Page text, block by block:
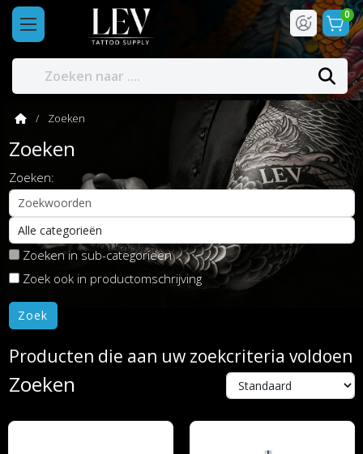
0
Zoeken
Zoeken
Zoeken:
Zoeken in sub-categorieën
Zoek ook in productomschrijving
Producten die aan uw zoekcriteria voldoen
Zoeken